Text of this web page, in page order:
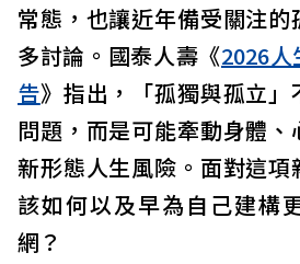
常態，也讓近年備受關注
多討論。國泰人壽《2026
告》指出，「孤獨與孤立
問題，而是可能牽動身體
新形態人生風險。面對這項
該如何以及早為自己建構
網？